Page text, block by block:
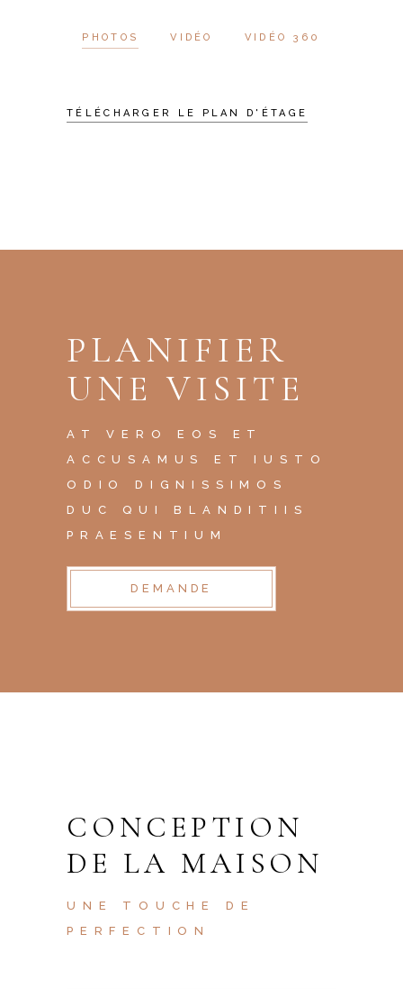
PHOTOS VIDÉO VIDÉO 360
TÉLÉCHARGER LE PLAN D'ÉTAGE
PLANIFIER
UNE VISITE
AT VERO EOS ET
ACCUSAMUS ET IUSTO
ODIO DIGNISSIMOS
DUC QUI BLANDITIIS
PRAESENTIUM
DEMANDE
CONCEPTION
DE LA MAISON
UNE TOUCHE DE
PERFECTION